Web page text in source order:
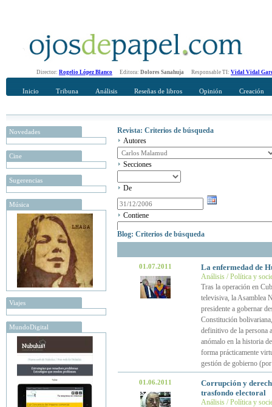
Director: Rogelio López Blanco Editora: Dolores Sanahuja Responsable TI: Vidal Vidal
Inicio Tribuna Análisis Reseñas de libros Opinión Creación
Novedades
Cine
Sugerencias
Música
Viajes
MundoDigital
Revista: Criterios de búsqueda
Autores
Secciones
De
Contiene
Blog: Criterios de búsqueda
01.07.2011 La enfermedad de
Análisis / Política y
Tras la operación en
televisiva, la Asamblea
presidente a gobernar
Constitución
definitivo de la persona
anómalo en la historia
forma prácticamente
gestión de gobierno
01.06.2011
Corrupción y
trasfondo electoral
Análisis / Política y